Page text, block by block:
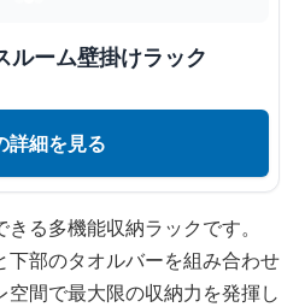
ルーム壁掛けラック
詳細を見る
る多機能収納ラックです。
部のタオルバーを組み合わせ
間で最大限の収納力を発揮し